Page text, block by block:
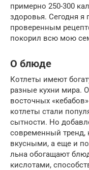
примерно 250-300
здоровья. Сегодня
проверенным
покорил всю мою
О блюде
Котлеты имеют
разные кухни мира.
восточных
котлеты стали
сытности. Но
современный тренд,
вкусными, а еще и
льна обогащают
кислотами,